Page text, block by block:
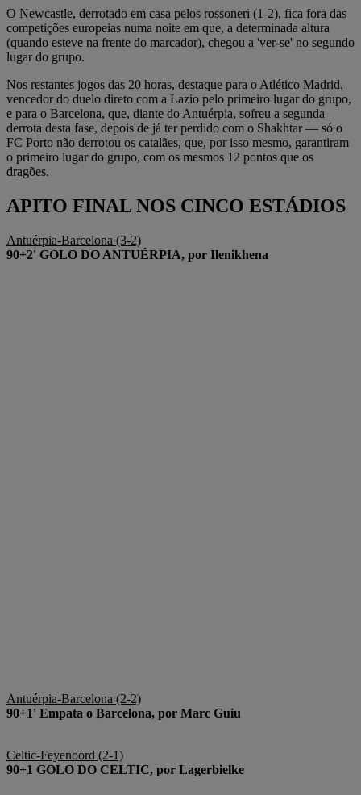
O Newcastle, derrotado em casa pelos rossoneri (1-2), fica fora das
competições europeias numa noite em que, a determinada altura
(quando esteve na frente do marcador), chegou a 'ver-se' no segundo
lugar do grupo.
Nos restantes jogos das 20 horas, destaque para o Atlético Madrid,
vencedor do duelo direto com a Lazio pelo primeiro lugar do grupo,
e para o Barcelona, que, diante do Antuérpia, sofreu a segunda
derrota desta fase, depois de já ter perdido com o Shakhtar — só o
FC Porto não derrotou os catalães, que, por isso mesmo, garantiram
o primeiro lugar do grupo, com os mesmos 12 pontos que os
dragões.
APITO FINAL NOS CINCO ESTÁDIOS
Antuérpia-Barcelona (3-2)
90+2' GOLO DO ANTUÉRPIA, por Ilenikhena
Antuérpia-Barcelona (2-2)
90+1' Empata o Barcelona, por Marc Guiu
Celtic-Feyenoord (2-1)
90+1 GOLO DO CELTIC, por Lagerbielke